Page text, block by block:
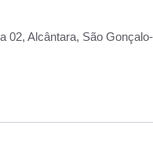
02, Alcântara, São